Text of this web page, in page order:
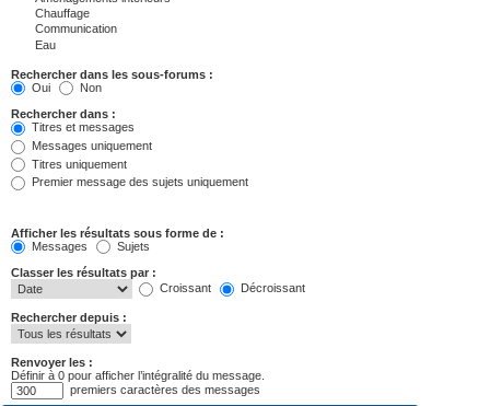
Rechercher dans les sous-forums :
Oui
Non
Rechercher dans :
Titres et messages
Messages uniquement
Titres uniquement
Premier message des sujets uniquement
Afficher les résultats sous forme de :
Messages
Sujets
Classer les résultats par :
Croissant
Décroissant
Rechercher depuis :
Renvoyer les :
Définir à 0 pour afficher l’intégralité du message.
premiers caractères des messages